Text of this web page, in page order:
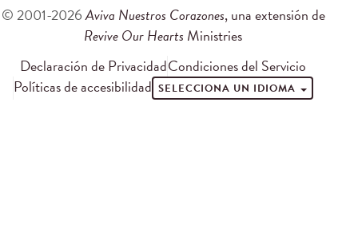
© 2001-2026Aviva Nuestros Corazones, una extensión de
Revive Our Hearts Ministries
Declaración de PrivacidadCondiciones del Servicio
Políticas de accesibilidad SELECCIONA UN IDIOMA